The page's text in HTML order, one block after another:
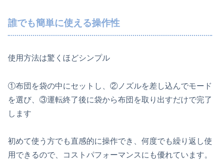
誰でも簡単に使える操作性
使用方法は驚くほどシンプル
①布団を袋の中にセットし、②ノズルを差し込んでモード
を選び、③運転終了後に袋から布団を取り出すだけで完了
します
初めて使う方でも直感的に操作でき、何度でも繰り返し使
用できるので、コストパフォーマンスにも優れています。